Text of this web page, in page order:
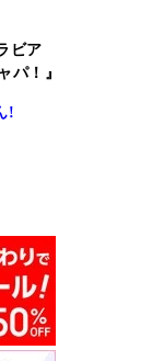
ビア
パ！』
!